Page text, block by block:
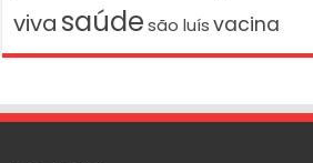
viva saúde são luís vacina